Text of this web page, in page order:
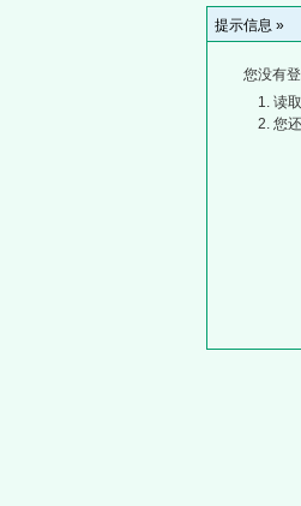
提示信息 »
您没有
读
您